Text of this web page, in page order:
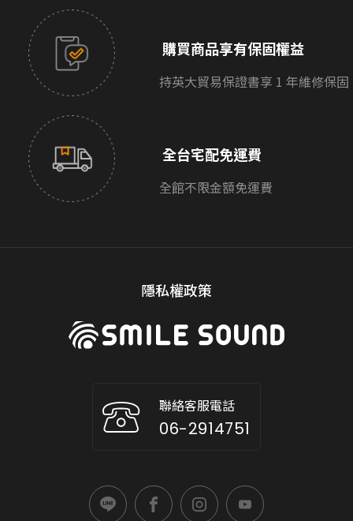
購買商品享有保固權益
持英大貿易保證書享 1 年維修保固
全台宅配免運費
全館不限金額免運費
隱私權政策
聯絡客服電話
06-2914751